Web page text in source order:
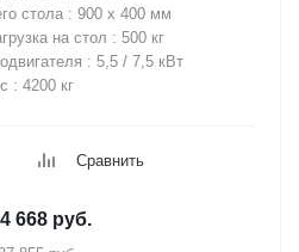
стола : 900 х 400 мм
на стол : 500 кг
: 5,5 / 7,5 кВт
: 4200 кг
Сравнить
668 руб.